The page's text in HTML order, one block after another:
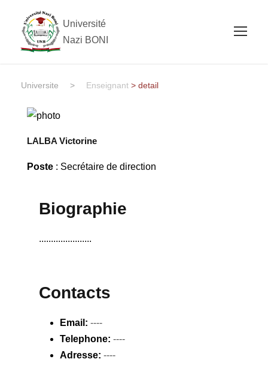
Université
Nazi BONI
Universite > Enseignant > detail
LALBA Victorine
Poste: Secrétaire de direction
Biographie
......................
Contacts
Email: ----
Telephone: ----
Adresse: ----